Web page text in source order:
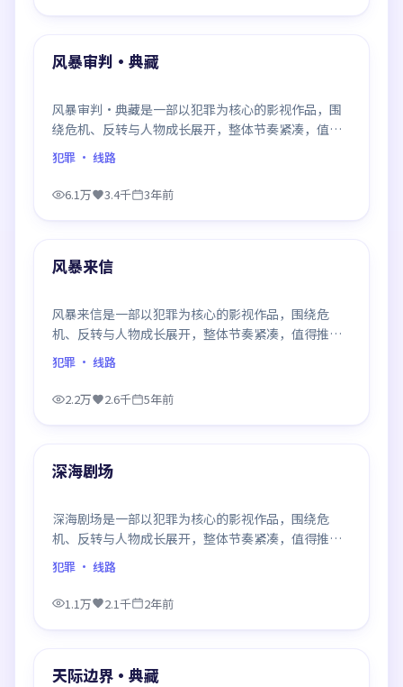
最新
风暴审判·典藏
风暴审判·典藏是一部以犯罪为核心的影视作品，围
绕危机、反转与人物成长展开，整体节奏紧凑，值得
推荐观看。
犯罪 · 线路
6.1万 3.4千 3年前
最新
风暴来信
风暴来信是一部以犯罪为核心的影视作品，围绕危
机、反转与人物成长展开，整体节奏紧凑，值得推荐
观看。
犯罪 · 线路
2.2万 2.6千 5年前
最新
深海剧场
深海剧场是一部以犯罪为核心的影视作品，围绕危
机、反转与人物成长展开，整体节奏紧凑，值得推荐
观看。
犯罪 · 线路
1.1万 2.1千 2年前
最新
天际边界·典藏